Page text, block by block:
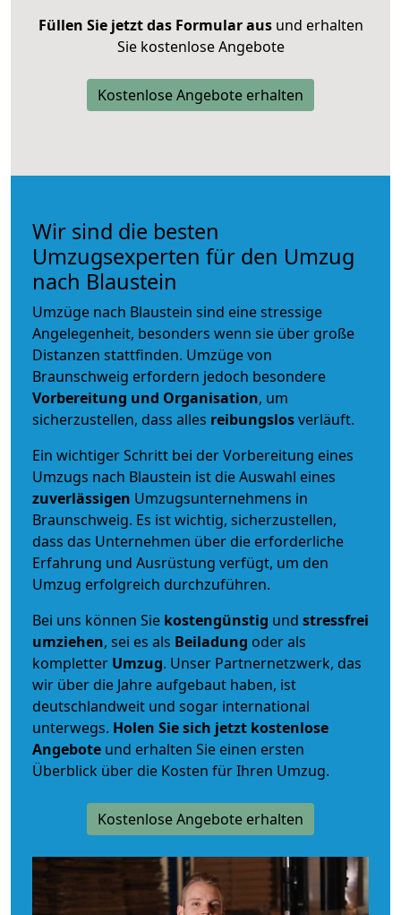
Füllen Sie jetzt das Formular ausund erhalten
Sie kostenlose Angebote
Kostenlose Angebote erhalten
Wir sind die besten
Umzugsexperten für den Umzug
nach Blaustein
Umzüge nach Blaustein sind eine stressige
Angelegenheit, besonders wenn sie über große
Distanzen stattfinden. Umzüge von
Braunschweig erfordern jedoch besondere
Vorbereitung und Organisation, um
sicherzustellen, dass alles reibungslosverläuft.
Ein wichtiger Schritt bei der Vorbereitung eines
Umzugs nach Blaustein ist die Auswahl eines
zuverlässigen Umzugsunternehmens in
Braunschweig. Es ist wichtig, sicherzustellen,
dass das Unternehmen über die erforderliche
Erfahrung und Ausrüstung verfügt, um den
Umzug erfolgreich durchzuführen.
Bei uns können Sie kostengünstig und stressfrei
umziehen, sei es als Beiladung oder als
kompletter Umzug. Unser Partnernetzwerk, das
wir über die Jahre aufgebaut haben, ist
deutschlandweit und sogar international
unterwegs. Holen Sie sich jetzt kostenlose
Angebote und erhalten Sie einen ersten
Überblick über die Kosten für Ihren Umzug.
Kostenlose Angebote erhalten